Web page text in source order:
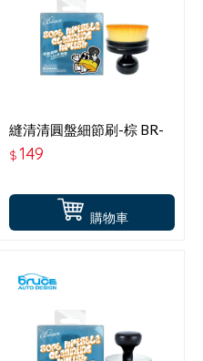
購物車
縫清清圓盤細節刷-棕 BR-
380661
$149